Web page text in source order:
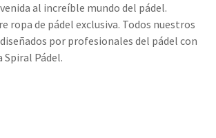
al increíble mundo del pádel.
ropa de pádel exclusiva. Todos nuestros
por profesionales del pádel con
Spiral Pádel.